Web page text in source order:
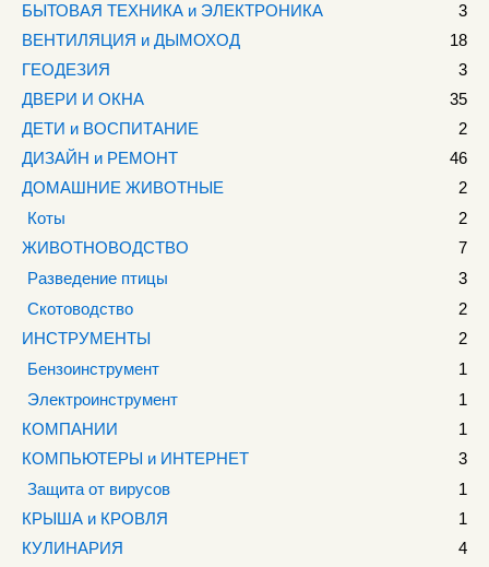
БЫТОВАЯ ТЕХНИКА и ЭЛЕКТРОНИКА
3
ВЕНТИЛЯЦИЯ и ДЫМОХОД
18
ГЕОДЕЗИЯ
3
ДВЕРИ И ОКНА
35
ДЕТИ и ВОСПИТАНИЕ
2
ДИЗАЙН и РЕМОНТ
46
ДОМАШНИЕ ЖИВОТНЫЕ
2
Коты
2
ЖИВОТНОВОДСТВО
7
Разведение птицы
3
Скотоводство
2
ИНСТРУМЕНТЫ
2
Бензоинструмент
1
Электроинструмент
1
КОМПАНИИ
1
КОМПЬЮТЕРЫ и ИНТЕРНЕТ
3
Защита от вирусов
1
КРЫША и КРОВЛЯ
1
КУЛИНАРИЯ
4